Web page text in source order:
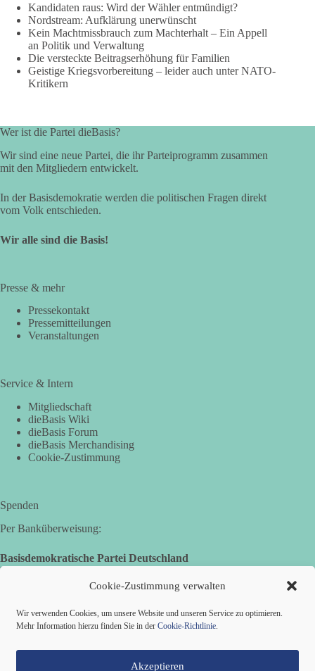
Cookie-Zustimmung verwalten
Wir verwenden Cookies, um unsere Website und unseren Service zu optimieren.
Mehr Information hierzu finden Sie in der Cookie-Richtlinie.
Akzeptieren
Kandidaten raus: Wird der Wähler entmündigt?
Nordstream: Aufklärung unerwünscht
Kein Machtmissbrauch zum Machterhalt – Ein Appell
an Politik und Verwaltung
Die versteckte Beitragserhöhung für Familien
Geistige Kriegsvorbereitung – leider auch unter NATO-
Kritikern
Wer ist die Partei dieBasis?
Wir sind eine neue Partei, die ihr Parteiprogramm zusammen
mit den Mitgliedern entwickelt.
In der Basisdemokratie werden die politischen Fragen direkt
vom Volk entschieden.
Wir alle sind die Basis!
Presse & mehr
Pressekontakt
Pressemitteilungen
Veranstaltungen
Service & Intern
Mitgliedschaft
dieBasis Wiki
dieBasis Forum
dieBasis Merchandising
Cookie-Zustimmung
Spenden
Per Banküberweisung:
Basisdemokratische Partei Deutschland
Landesverband Nordrhein-Westfalen
IBAN: DE14 3005 0110 1008 4913 08
(es kann zu Fehlermeldungen kommen, die jedoch keine
Auswirkungen haben.)